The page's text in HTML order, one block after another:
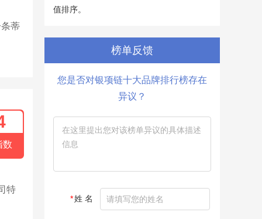
蒂
数
特
值排序。
榜单反馈
您是否对银项链十大品牌排行榜存在
异议？
*姓 名